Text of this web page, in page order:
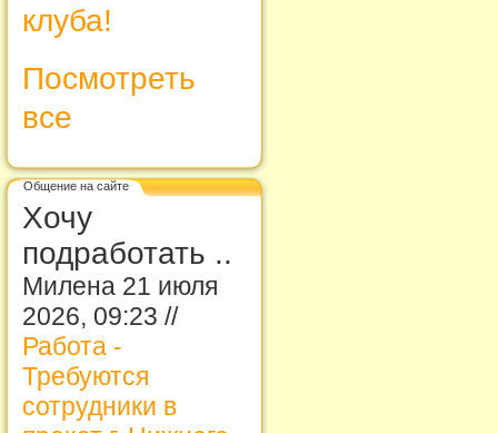
клуба!
Посмотреть
все
Общение на сайте
Хочу
подработать ..
Милена 21 июля
2026, 09:23 //
Работа -
Требуются
сотрудники в